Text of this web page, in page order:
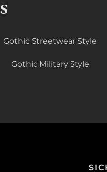
Gothic Streetwear Style
Gothic Military Style